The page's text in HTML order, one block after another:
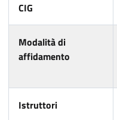
CIG
Modalità di
affidamento
Istruttori